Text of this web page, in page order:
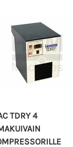
TDRY 4